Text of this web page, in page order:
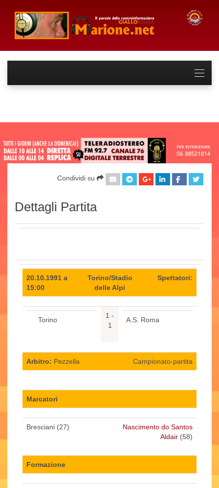
Condividi su
Dettagli Partita
20.10.1991 a
15:00
Torino/Stadio
delle Alpi
Spettatori:
Torino
1 -
1
A.S. Roma
Arbitro: Pezzella Campionato-partita
Marcatori
Bresciani (27)
Nascimento do Santos
Aldair (58)
Formazione